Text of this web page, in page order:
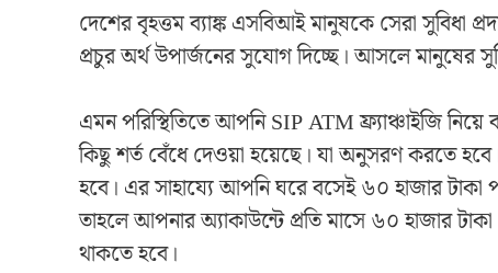
দেশের বৃহত্তম ব্যাঙ্ক এসবিআই মানুষকে সেরা সুবিধা
প্রচুর অর্থ উপার্জনের সুযোগ দিচ্ছে। আসলে মানুষের
এমন পরিস্থিতিতে আপনি SIP ATM ফ্র্যাঞ্চাইজি
কিছু শর্ত বেঁধে দেওয়া হয়েছে। যা অনুসরণ করতে
হবে। এর সাহায্যে আপনি ঘরে বসেই ৬০ হাজার টাকা
তাহলে আপনার অ্যাকাউন্টে প্রতি মাসে ৬০ হাজার
থাকতে হবে।